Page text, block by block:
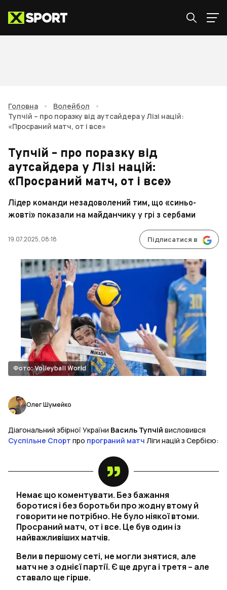
Головна • Волейбол
•
Тупчій – про поразку від аутсайдера у Лізі націй:
«Просраний матч, от і все»
Тупчій – про поразку від
аутсайдера у Лізі націй:
«Просраний матч, от і все»
Лідер команди незадоволений тим, що «синьо-
жовті» показали на майданчику у грі з сербами
19.07.2025, 08:18 Підписатися в
Фото: Volleyball World
Олег Шумейко
Діагональний збірної України Василь Тупчій висловився
Суспільне Спорт про програний матч Ліги націй з Сербією:
Немає що коментувати. Без бажання
боротися і без боротьби про жодну втому й
говорити не потрібно. Не було ніякої втоми.
Просраний матч, от і все. Це був один із
найважливіших матчів.
Вели в першому сеті, не могли знятися, але
матч не з однієї партії. Є ще друга і третя – але
ставало ще гірше.